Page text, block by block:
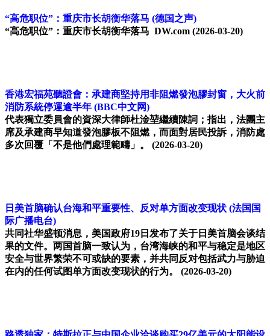
“高危职位”：重庆市长胡衡华落马 (德国之声)
“高危职位”：重庆市长胡衡华落马 DW.com (2026-03-20)
香港宏福苑聽證會：承建商堅持用非阻燃發泡膠封窗，大火前
消防系統停運逾半年 (BBC中文网)
代表獨立委員會的資深大律師杜淦堃繼續陳詞；指出，法團主
席及承建商早知道發泡膠板不阻燃，而面對居民投訴，消防處
多次回覆「不是他們處理範疇」。
(2026-03-20)
日美首脑确认台海和平重要性、反对单方面改变现状 (法国国
际广播电台)
共同社华盛顿消息，美国政府19日发布了关于日美首脑会谈结
果的文件。两国首脑一致认为，台湾海峡的和平与稳定是地区
安全与世界繁荣不可或缺的要素，并共同反对包括武力与胁迫
在内的任何试图单方面改变现状的行为。 (2026-03-20)